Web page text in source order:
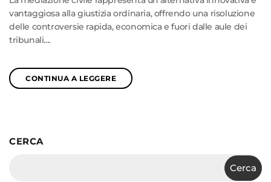
vantaggiosa alla giustizia ordinaria, offrendo una risoluzione
delle controversie rapida, economica e fuori dalle aule dei
tribunali....
CONTINUA A LEGGERE
CERCA
Cerca